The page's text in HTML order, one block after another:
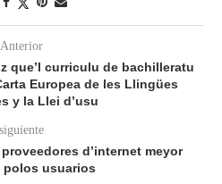
Anterior
que’l curriculu de bachilleratu
Europea de les Llingües
y la Llei d’usu
siguiente
d’internet meyor
polos usuarios